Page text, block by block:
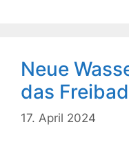
Neue
das Freibad
17. April 2024